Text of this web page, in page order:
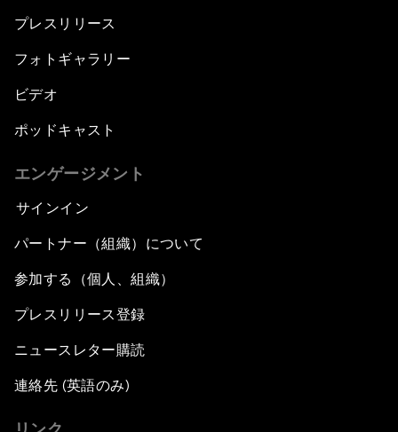
プレスリリース
フォトギャラリー
ビデオ
ポッドキャスト
エンゲージメント
サインイン
パートナー（組織）について
参加する（個人、組織）
プレスリリース登録
ニュースレター購読
連絡先 (英語のみ)